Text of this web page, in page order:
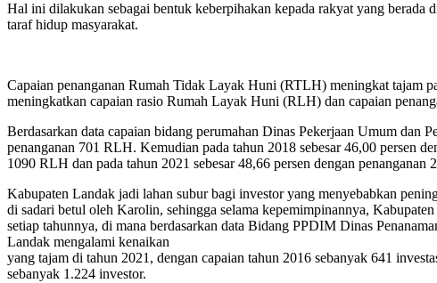
Hal ini dilakukan sebagai bentuk keberpihakan kepada rakyat yang
taraf hidup masyarakat.
Capaian penanganan Rumah Tidak Layak Huni (RTLH) meningkat tajam
meningkatkan capaian rasio Rumah Layak Huni (RLH) dan capaian
Berdasarkan data capaian bidang perumahan Dinas Pekerjaan Umum
penanganan 701 RLH. Kemudian pada tahun 2018 sebesar 46,00 persen
1090 RLH dan pada tahun 2021 sebesar 48,66 persen dengan penanganan
Kabupaten Landak jadi lahan subur bagi investor yang menyebabkan
di sadari betul oleh Karolin, sehingga selama kepemimpinannya,
setiap tahunnya, di mana berdasarkan data Bidang PPDIM Dinas
Landak mengalami kenaikan
yang tajam di tahun 2021, dengan capaian tahun 2016 sebanyak 641
sebanyak 1.224 investor.